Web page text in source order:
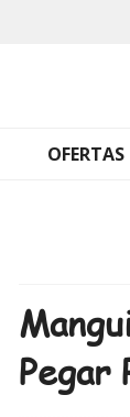
OFERTAS
Pegar